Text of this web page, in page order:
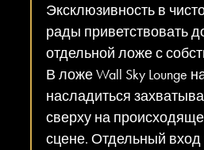
Эксклюзивность в
рады приветствовать
отдельной ложе с
В ложе Wall Sky Lounge
насладиться
сверху на
сцене. Отдельный